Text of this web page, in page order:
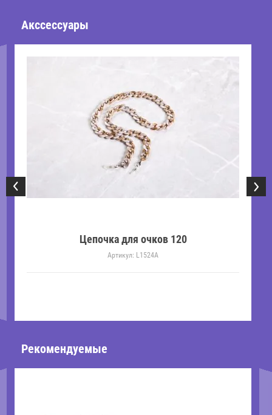
Акссессуары
Цепочка для очков 120
Артикул: L1524A
Рекомендуемые